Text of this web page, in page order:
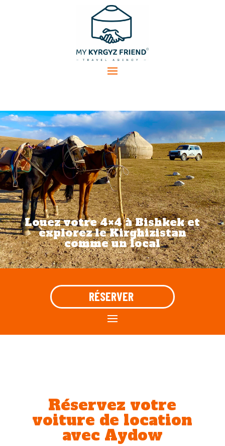
Louez votre 4×4 à Bishkek et
explorez le Kirghizistan
comme un local
RÉSERVER
Réservez votre
voiture de location
avec Aydow